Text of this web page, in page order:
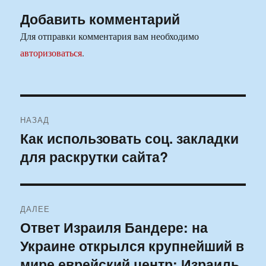
Добавить комментарий
Для отправки комментария вам необходимо
авторизоваться.
по
записям
НАЗАД
Предыдущая
запись:
Как использовать соц. закладки
для раскрутки сайта?
ДАЛЕЕ
Следующая
запись:
Ответ Израиля Бандере: на
Украине открылся крупнейший в